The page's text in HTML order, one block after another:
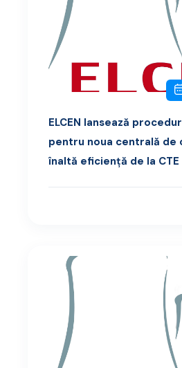
ELCEN lansează
pentru noua centrală de
înaltă eficiență de la